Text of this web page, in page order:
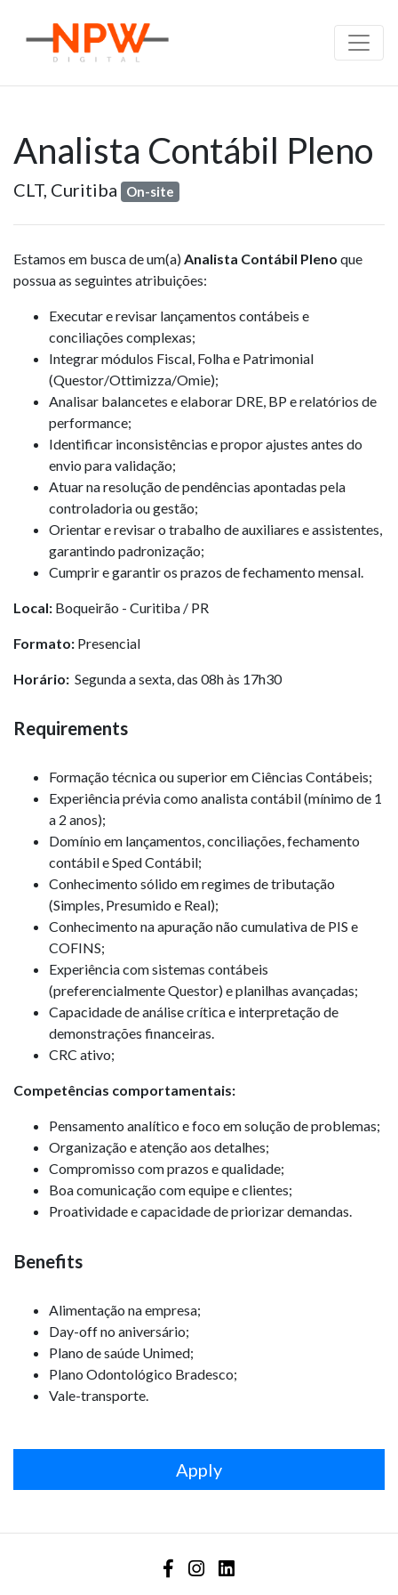
Analista Contábil Pleno
CLT, Curitiba On-site
Estamos em busca de um(a)Analista Contábil Pleno que
possua as seguintes atribuições:
Executar e revisar lançamentos contábeis e
conciliações complexas;
Integrar módulos Fiscal, Folha e Patrimonial
(Questor/Ottimizza/Omie);
Analisar balancetes e elaborar DRE, BP e relatórios de
performance;
Identificar inconsistências e propor ajustes antes do
envio para validação;
Atuar na resolução de pendências apontadas pela
controladoria ou gestão;
Orientar e revisar o trabalho de auxiliares e assistentes,
garantindo padronização;
Cumprir e garantir os prazos de fechamento mensal.
Local: Boqueirão - Curitiba / PR
Formato: Presencial
Horário: Segunda a sexta, das 08h às 17h30
Requirements
Formação técnica ou superior em Ciências Contábeis;
Experiência prévia como analista contábil (mínimo de 1
a 2 anos);
Domínio em lançamentos, conciliações, fechamento
contábil e Sped Contábil;
Conhecimento sólido em regimes de tributação
(Simples, Presumido e Real);
Conhecimento na apuração não cumulativa de PIS e
COFINS;
Experiência com sistemas contábeis
(preferencialmente Questor) e planilhas avançadas;
Capacidade de análise crítica e interpretação de
demonstrações financeiras.
CRC ativo;
Competências comportamentais:
Pensamento analítico e foco em solução de problemas;
Organização e atenção aos detalhes;
Compromisso com prazos e qualidade;
Boa comunicação com equipe e clientes;
Proatividade e capacidade de priorizar demandas.
Benefits
Alimentação na empresa;
Day-off no aniversário;
Plano de saúde Unimed;
Plano Odontológico Bradesco;
Vale-transporte.
Apply